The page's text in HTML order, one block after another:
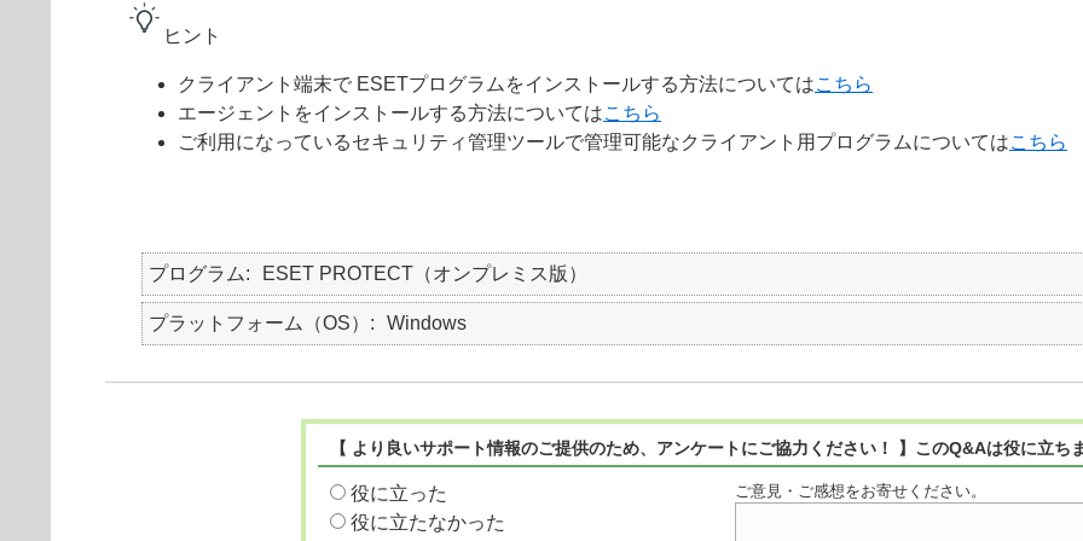
ヒント
クライアント端末で ESETプログラムをインストールする方法についてはこちら
エージェントをインストールする方法についてはこちら
ご利用になっているセキュリティ管理ツールで管理可能なクライアント用プログラムについてはこちら
プログラム ESET PROTECT（オンプレミス版）
プラットフォーム（OS） Windows
【 より良いサポート情報のご提供のため、アンケートにご協力ください！ 】このQ&Aは役に立ち
役に立った
役に立たなかった
ご意見・ご感想をお寄せください。